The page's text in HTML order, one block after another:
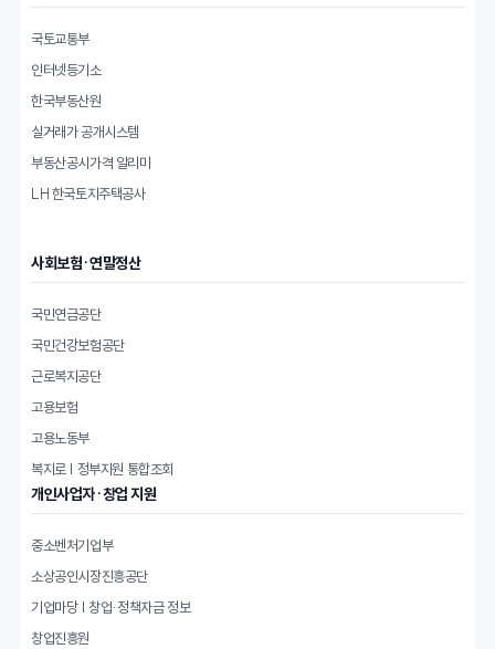
국토교통부
인터넷등기소
한국부동산원
실거래가 공개시스템
부동산공시가격 알리미
LH 한국토지주택공사
사회보험·연말정산
국민연금공단
국민건강보험공단
근로복지공단
고용보험
고용노동부
복지로 | 정부지원 통합조회
개인사업자·창업 지원
중소벤처기업부
소상공인시장진흥공단
기업마당 | 창업·정책자금 정보
창업진흥원